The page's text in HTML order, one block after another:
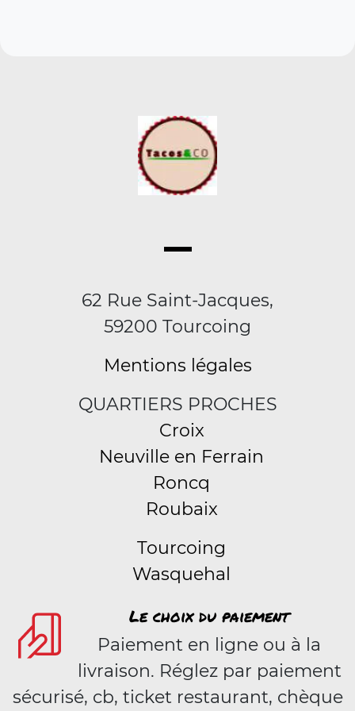
62 Rue Saint-Jacques,
59200 Tourcoing
Mentions légales
QUARTIERS PROCHES
Croix
Neuville en Ferrain
Roncq
Roubaix
Tourcoing
Wasquehal
Le choix du paiement
Paiement en ligne ou à la
livraison. Réglez par paiement
sécurisé, cb, ticket restaurant, chèque